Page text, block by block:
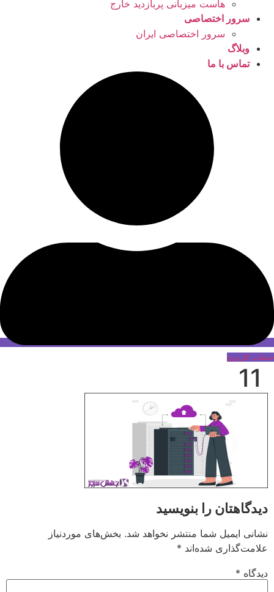
هاست میزبانی پربازدید خارج
سرور اختصاصی
سرور اختصاصی ایران
وبلاگ
تماس با ما
حساب کاربری
11
دیدگاهتان را بنویسید
نشانی ایمیل شما منتشر نخواهد شد. بخش‌های موردنیاز
علامت‌گذاری شده‌اند *
دیدگاه *